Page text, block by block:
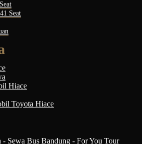
Seat
Hiace
Toyota Hiace